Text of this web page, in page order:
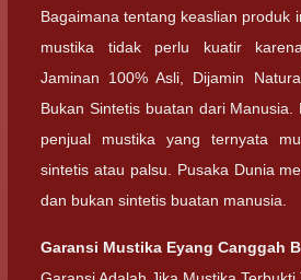
Bagaimana tentang keaslian produk
mustika tidak perlu kuatir
Jaminan 100% Asli, Dijamin
Bukan Sintetis buatan dari Manusia.
penjual mustika yang ternyata
sintetis atau palsu. Pusaka Dunia
dan bukan sintetis buatan manusia.
Garansi Mustika Eyang Canggah